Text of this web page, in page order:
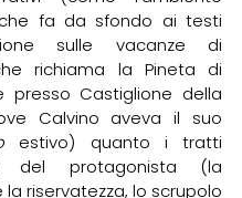
fa da sfondo ai testi
sulle vacanze di
richiama la Pineta di
presso Castiglione della
estivo) quanto i tratti
del protagonista (la
riservatezza, lo scrupolo